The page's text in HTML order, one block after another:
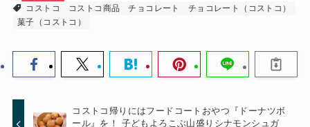
コストコ
コストコ商品 チョコレート
チョコレート（コストコ）
菓子（コストコ）
コストコ帰りにはフードコートおやつ『ドーナツボ
ール』を！ 子どもよろこぶ山盛りシナモンシュガ